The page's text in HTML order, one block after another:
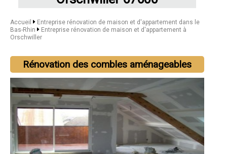
Accueil
Entreprise rénovation de maison et d'appartement dans le
Bas-Rhin
Entreprise rénovation de maison et d'appartement à
Orschwiller
Rénovation des combles aménageables